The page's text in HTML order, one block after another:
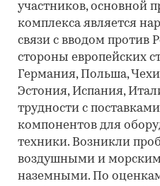
участников, основной
комплекса является
связи с вводом против
стороны европейских
Германия, Польша,
Эстония, Испания,
трудности с
компонентов для
техники. Возникли
воздушными и
наземными. По оценкам